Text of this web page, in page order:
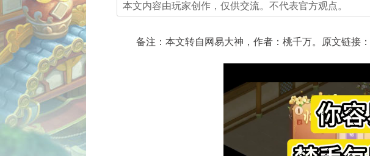
本文内容由玩家创作，仅供交流。不代表官方观点。
备注：本文转自网易大神，作者：桃千万。原文链接：